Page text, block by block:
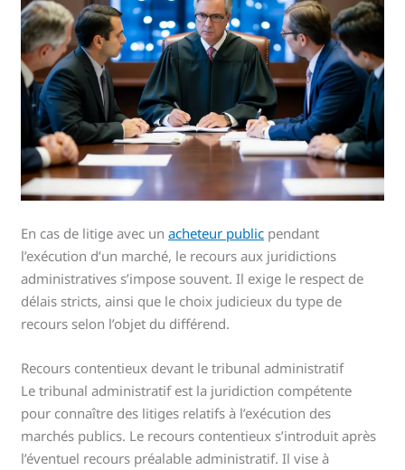
En cas de litige avec unacheteur public pendant
l’exécution d’un marché, le recours aux juridictions
administratives s’impose souvent. Il exige le respect de
délais stricts, ainsi que le choix judicieux du type de
recours selon l’objet du différend.
Recours contentieux devant le tribunal administratif
Le tribunal administratif est la juridiction compétente
pour connaître des litiges relatifs à l’exécution des
marchés publics. Le recours contentieux s’introduit après
l’éventuel recours préalable administratif. Il vise à